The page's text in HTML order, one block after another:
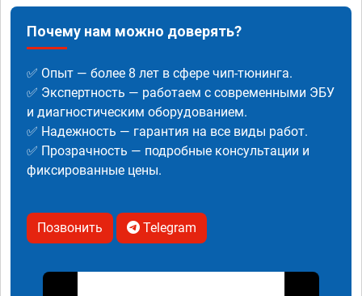
Почему нам можно доверять?
✅ Опыт — более 8 лет в сфере чип-тюнинга.
✅ Экспертность — работаем с современными ЭБУ
и диагностическим оборудованием.
✅ Надежность — гарантия на все виды работ.
✅ Прозрачность — подробные консультации и
фиксированные цены.
Позвонить Telegram